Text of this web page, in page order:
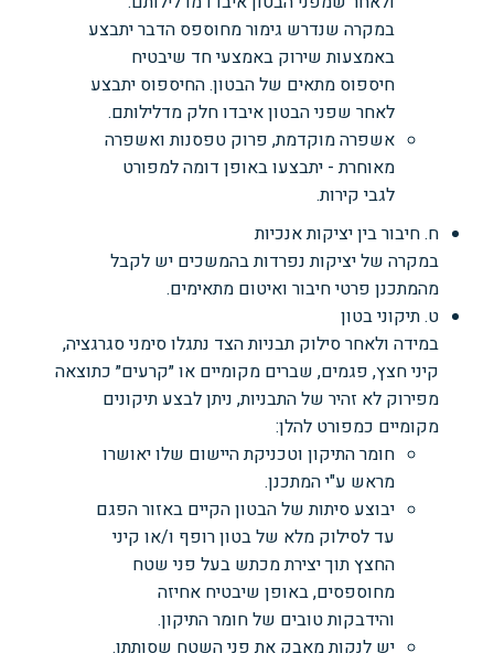
במקרה שנדרש גימור מחוספס הדבר יתבצע
באמצעות שירוק באמצעי חד שיבטיח
חיספוס מתאים של הבטון. החיספוס יתבצע
לאחר שפני הבטון איבדו חלק מדלילותם.
אשפרה מוקדמת, פרוק טפסנות ואשפרה
מאוחרת - יתבצעו באופן דומה למפורט
לגבי קירות.
ח. חיבור בין יציקות אנכיות
במקרה של יציקות נפרדות בהמשכים יש לקבל
מהמתכנן פרטי חיבור ואיטום מתאימים.
ט. תיקוני בטון
במידה ולאחר סילוק תבניות הצד נתגלו סימני סגרגציה,
קיני חצץ, פגמים, שברים מקומיים או ״קרעים״ כתוצאה
מפירוק לא זהיר של התבניות, ניתן לבצע תיקונים
מקומיים כמפורט להלן:
חומר התיקון וטכניקת היישום שלו יאושרו
מראש ע"י המתכנן.
יבוצע סיתות של הבטון הקיים באזור הפגם
עד לסילוק מלא של בטון רופף ו/או קיני
החצץ תוך יצירת מכתש בעל פני שטח
מחוספסים, באופן שיבטיח אחיזה
והידבקות טובים של חומר התיקון.
יש לנקות מאבק את פני השטח שסותתו.